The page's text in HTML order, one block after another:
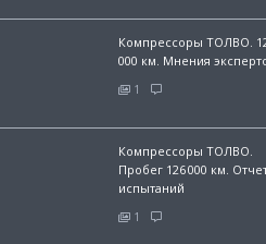
Компрессоры ТОЛВО.
000 км. Мнения
1
Компрессоры ТОЛВО.
Пробег 126 000 км.
испытаний
1